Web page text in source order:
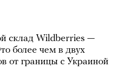
склад Wildberries —
более чем в двух
от границы с Украиной